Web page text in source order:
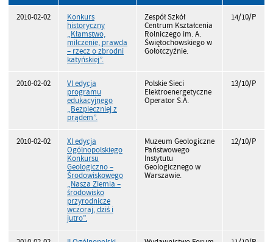
2010-02-02
Konkurs
historyczny
„Kłamstwo,
milczenie, prawda
– rzecz o zbrodni
katyńskiej”.
Zespół Szkół
Centrum Kształcenia
Rolniczego im. A.
Świętochowskiego w
Gołotczyźnie.
14/10/P
2010-02-02
VI edycja
programu
edukacyjnego
„Bezpieczniej z
prądem”.
Polskie Sieci
Elektroenergetyczne
Operator S.A.
13/10/P
2010-02-02
XI edycja
Ogólnopolskiego
Konkursu
Geologiczno –
Środowiskowego
„Nasza Ziemia –
środowisko
przyrodnicze
wczoraj, dziś i
jutro”.
Muzeum Geologiczne
Państwowego
Instytutu
Geologicznego w
Warszawie.
12/10/P